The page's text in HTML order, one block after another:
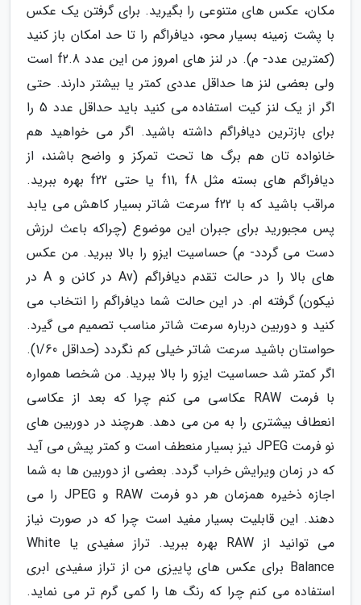
مکان، عکس های متنوعی را بگیرید. برای گرفتن یک عکس
با پشت زمینه بسیار محو، دیافراگم را تا حد امکان باز کنید
(کمترین عدد- م). در لنز های امروز من این عدد f2.8 است
ولی بعضی لنز ها حداقل عددی کمتر یا بیشتر دارند. حتی
اگر از یک لنز کیت استفاده می کنید باید حداقل عدد 5 را
برای بازترین دیافراگم داشته باشید. اگر می خواهید هم
خانواده تان هم برگ ها تحت تمرکز و واضح باشند، از
دیافراگم های بسته مثل f11, f8 یا حتی f22 بهره ببرید.
مراقب باشید که با f22 سرعت شاتر بسیار کاهش می یابد
پس مجبورید برای جبران این موضوع (چراکه باعث لرزش
دست می گردد- م) حساسیت ایزو را بالا ببرید. من عکس
های بالا را در حالت تقدم دیافراگم (Av در کانن و A در
نیکون) گرفته ام. در این حالت شما دیافراگم را انتخاب می
کنید و دوربین درباره سرعت شاتر مناسب تصمیم می گیرد.
حواستان باشید سرعت شاتر خیلی کم نگردد (حداقل 1/60).
اگر کمتر شد حساسیت ایزو را بالا ببرید. من شخصا همواره
با فرمت RAW عکاسی می کنم چرا که بعد از عکاسی
انعطاف بیشتری را به من می دهد. هرچند در دوربین های
نو فرمت JPEG نیز بسیار منعطف است و کمتر پیش می آید
که در زمان ویرایش خراب گردد. بعضی از دوربین ها به شما
اجازه ذخیره همزمان هر دو فرمت RAW و JPEG را می
دهند. این قابلیت بسیار مفید است چرا که در صورت نیاز
می توانید از RAW بهره ببرید. تراز سفیدی یا White
Balance برای عکس های پاییزی من از تراز سفیدی ابری
استفاده می کنم چرا که رنگ ها را کمی گرم تر می نماید.